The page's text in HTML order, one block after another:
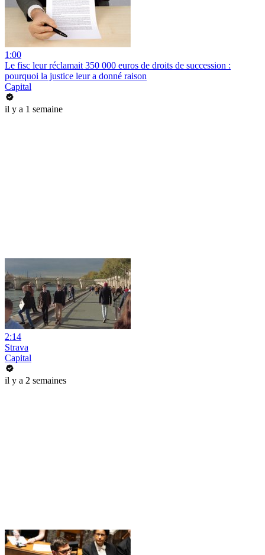
1:00
Le fisc leur réclamait 350 000 euros de droits de succession :
pourquoi la justice leur a donné raison
Capital
il y a 1 semaine
2:14
Strava
Capital
il y a 2 semaines